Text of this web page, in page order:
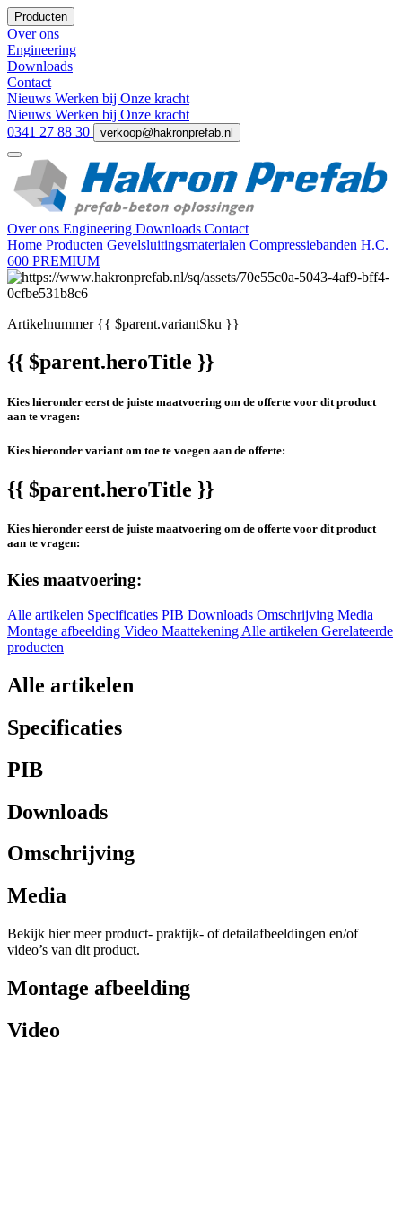
Producten
Over ons
Engineering
Downloads
Contact
Nieuws Werken bij Onze kracht
Nieuws Werken bij Onze kracht
0341 27 88 30
verkoop@hakronprefab.nl
Over ons Engineering Downloads Contact
Home Producten Gevelsluitingsmaterialen Compressiebanden H.C.
600 PREMIUM
Artikelnummer{{ $parent.variantSku }}
{{ $parent.heroTitle }}
Kies hieronder eerst de juiste maatvoering om de offerte voor dit product
aan te vragen:
Kies hieronder variant om toe te voegen aan de offerte:
{{ $parent.heroTitle }}
Kies hieronder eerst de juiste maatvoering om de offerte voor dit product
aan te vragen:
Kies maatvoering:
Alle artikelen Specificaties PIB Downloads Omschrijving Media
Montage afbeelding Video Maattekening Alle artikelen Gerelateerde
producten
Alle artikelen
Specificaties
PIB
Downloads
Omschrijving
Media
Bekijk hier meer product- praktijk- of detailafbeeldingen en/of
video’s van dit product.
Montage afbeelding
Video